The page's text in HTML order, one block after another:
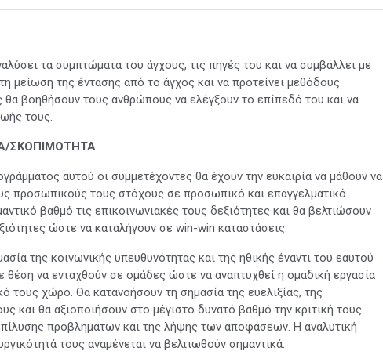
τα συμπτώματα του άγχους, τις πηγές του και να συμβάλλει με
μείωση της έντασης από το άγχος και να προτείνει μεθόδους
θα βοηθήσουν τους ανθρώπους να ελέγξουν το επίπεδό του και να
τους.
ΣΚΟΠΙΜΟΤΗΤΑ
αυτού οι συμμετέχοντες θα έχουν την ευκαιρία να μάθουν να
προσωπικούς τους στόχους σε προσωπικό και επαγγελματικό
βαθμό τις επικοινωνιακές τους δεξιότητες και θα βελτιώσουν
ώστε να καταλήγουν σε win-win καταστάσεις.
της κοινωνικής υπευθυνότητας και της ηθικής έναντι του εαυτού
θέση να ενταχθούν σε ομάδες ώστε να αναπτυχθεί η ομαδική εργασία
τους χώρο. Θα κατανοήσουν τη σημασία της ευελιξίας, της
και θα αξιοποιήσουν στο μέγιστο δυνατό βαθμό την κριτική τους
προβλημάτων και της λήψης των αποφάσεων. Η αναλυτική
τους αναμένεται να βελτιωθούν σημαντικά.